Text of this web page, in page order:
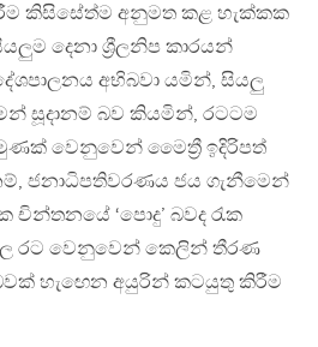
කිසිසේත්ම අනුමත කළ හැක්කක
දෙනා ශ්‍රීලනිප කාරයන්
අභිබවා යමින්, සියලු
සූදානම් බව කියමින්, රටටම
වෙනුවෙන් මෛත්‍රී ඉදිරිපත්
ජනාධිපතිවරණය ජය ගැනීමෙන්
‘පොදු’ බවද රැක
රට වෙනුවෙන් කෙලින් තීරණ
හැඟෙන අයුරින් කටයුතු කිරීම